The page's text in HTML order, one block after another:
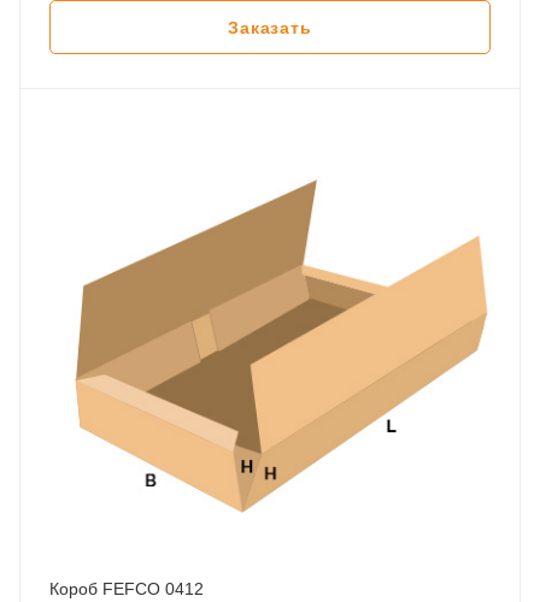
Заказать
Короб FEFCO 0412